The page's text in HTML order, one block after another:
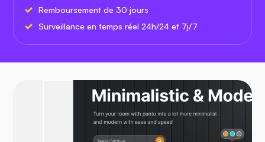
Remboursement de 30 jours
Surveillance en temps réel 24h/24 et 7j/7